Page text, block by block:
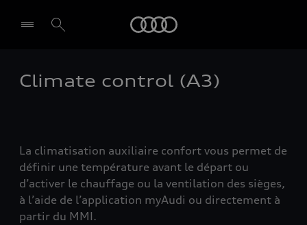
Climate control (A3)
La climatisation auxiliaire confort vous permet de
définir une température avant le départ ou
d’activer le chauffage ou la ventilation des sièges,
à l’aide de l’application myAudi ou directement à
partir du MMI.